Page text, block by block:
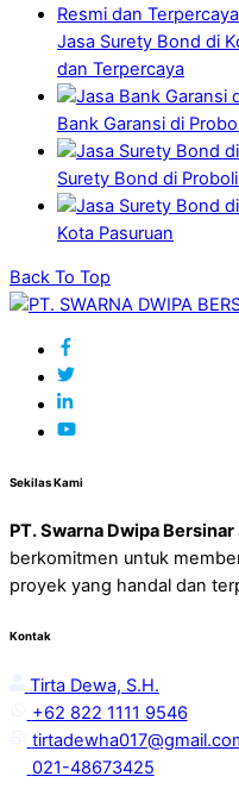
Jasa Surety Bond di
dan Terpercaya
Bank Garansi di
Surety Bond di
Kota Pasuruan
Back To Top
Sekilas Kami
PT. Swarna Dwipa Bersinar
berkomitmen untuk
proyek yang handal dan
Kontak
Tirta Dewa, S.H.
+62 822 1111 9546
021-48673425